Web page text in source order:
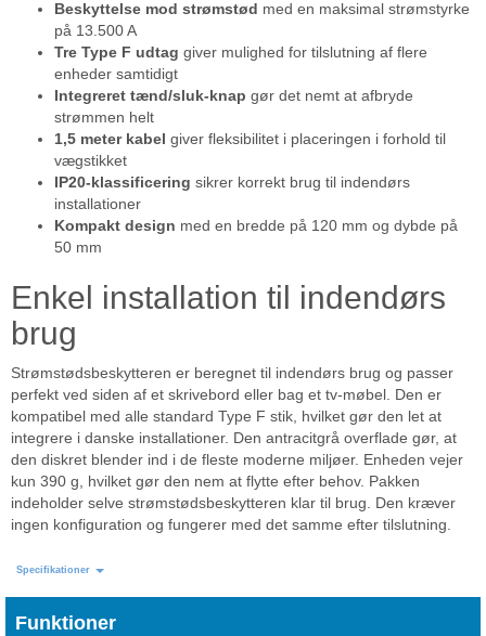
Beskyttelse mod strømstød med en maksimal strømstyrke
på 13.500 A
Tre Type F udtag giver mulighed for tilslutning af flere
enheder samtidigt
Integreret tænd/sluk-knap gør det nemt at afbryde
strømmen helt
1,5 meter kabel giver fleksibilitet i placeringen i forhold til
vægstikket
IP20-klassificering sikrer korrekt brug til indendørs
installationer
Kompakt design med en bredde på 120 mm og dybde på
50 mm
Enkel installation til indendørs
brug
Strømstødsbeskytteren er beregnet til indendørs brug og passer
perfekt ved siden af et skrivebord eller bag et tv-møbel. Den er
kompatibel med alle standard Type F stik, hvilket gør den let at
integrere i danske installationer. Den antracitgrå overflade gør, at
den diskret blender ind i de fleste moderne miljøer. Enheden vejer
kun 390 g, hvilket gør den nem at flytte efter behov. Pakken
indeholder selve strømstødsbeskytteren klar til brug. Den kræver
ingen konfiguration og fungerer med det samme efter tilslutning.
Specifikationer
Funktioner